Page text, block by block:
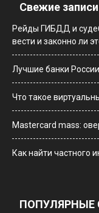
Свежие записи
Рейды ГИБДД и
вести и законно ли
Лучшие банки
Что такое
Мastercard mass:
Как найти частного
ПОПУЛЯРНЫЕ